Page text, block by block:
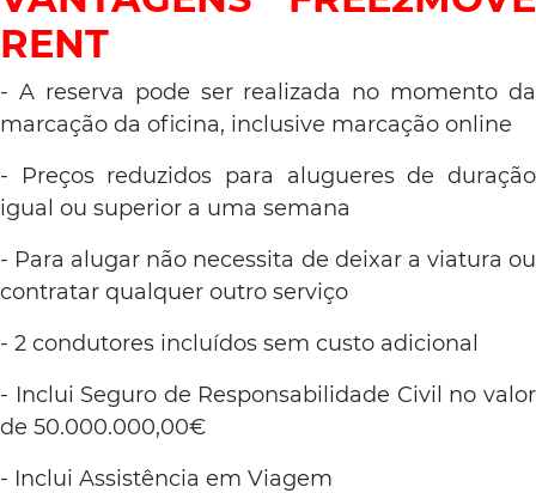
RENT
- A reserva pode ser realizada no momento da
marcação da oficina, inclusive marcação online
- Preços reduzidos para alugueres de duração
igual ou superior a uma semana
- Para alugar não necessita de deixar a viatura ou
contratar qualquer outro serviço
- 2 condutores incluídos sem custo adicional
- Inclui Seguro de Responsabilidade Civil no valor
de 50.000.000,00€
- Inclui Assistência em Viagem